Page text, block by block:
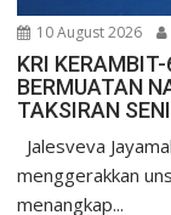
10 August 2026
KRI
BERMUATAN
TAKSIRAN
Jalesveva
menggerakkan
menangkap...